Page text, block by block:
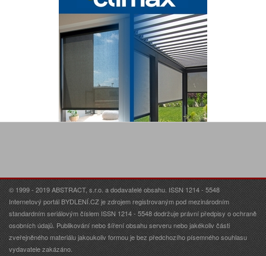
© 1999 - 2019 ABSTRACT, s.r.o. a dodavatelé obsahu. ISSN 1214 - 5548
Internetový portál BYDLENÍ.CZ je zdrojem registrovaným pod mezinárodním
standardním seriálovým číslem ISSN 1214 - 5548 dodržuje právní předpisy o ochraně
osobních údajů. Publikování nebo šíření obsahu serveru nebo jakékoliv části
zveřejněného materiálu jakoukoliv formou je bez předchozího písemného souhlasu
vydavatele zakázáno.